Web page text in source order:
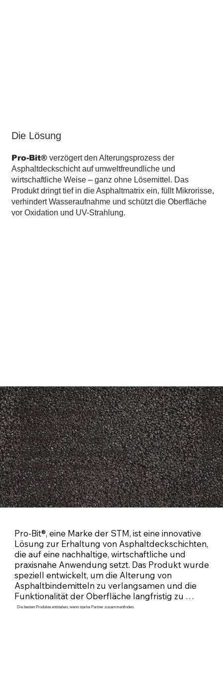
Die Lösung
Pro-Bit®verzögert den Alterungsprozess der
Asphaltdeckschicht auf umweltfreundliche und
wirtschaftliche Weise – ganz ohne Lösemittel. Das
Produkt dringt tief in die Asphaltmatrix ein, füllt Mikrorisse,
verhindert Wasseraufnahme und schützt die Oberfläche
vor Oxidation und UV-Strahlung.
„Pro-Bit ® verhindert
nachweislich den
Kornverlust, ohne die
akustischen Eigenschaften
(von Flüsterasphalt) zu
verändern.“
Pro-Bit®, eine Marke der STM, ist eine innovative
Lösung zur Erhaltung von Asphaltdeckschichten,
die auf eine nachhaltige, wirtschaftliche und
praxisnahe Anwendung setzt. Das Produkt wurde
speziell entwickelt, um die Alterung von
Asphaltbindemitteln zu verlangsamen und die
Funktionalität der Oberfläche langfristig zu
sichern – ganz ohne Lösemittel.
Die besten Produkte entstehen, wenn starke Partner zusammenfinden.